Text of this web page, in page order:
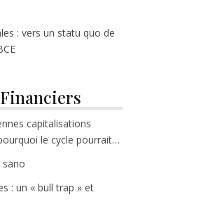
: vers un statu quo de
capitalisations
le cycle pourrait
sano
: un « bull trap » et